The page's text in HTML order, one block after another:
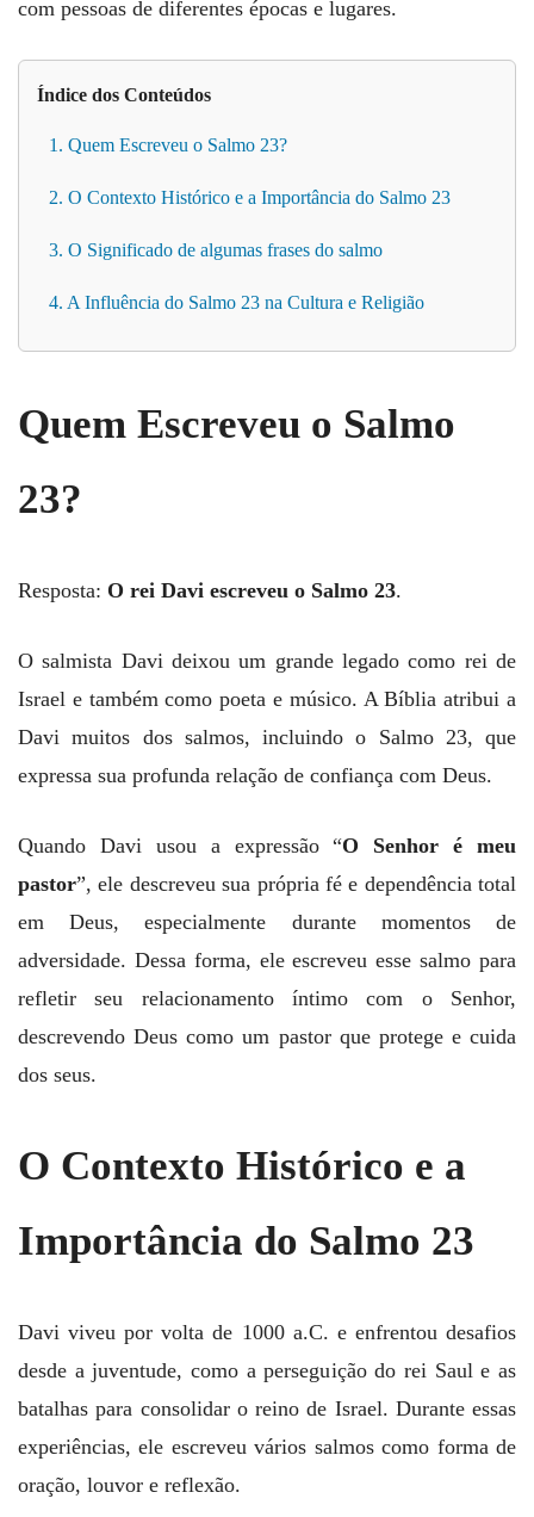
com pessoas de diferentes épocas e lugares.
Índice dos Conteúdos
1. Quem Escreveu o Salmo 23?
2. O Contexto Histórico e a Importância do Salmo 23
3. O Significado de algumas frases do salmo
4. A Influência do Salmo 23 na Cultura e Religião
Quem Escreveu o Salmo
23?
Resposta: O rei Davi escreveu o Salmo 23.
O salmista Davi deixou um grande legado como rei de
Israel e também como poeta e músico. A Bíblia atribui a
Davi muitos dos salmos, incluindo o Salmo 23, que
expressa sua profunda relação de confiança com Deus.
Quando Davi usou a expressão “O Senhor é meu
pastor”, ele descreveu sua própria fé e dependência total
em Deus, especialmente durante momentos de
adversidade. Dessa forma, ele escreveu esse salmo para
refletir seu relacionamento íntimo com o Senhor,
descrevendo Deus como um pastor que protege e cuida
dos seus.
O Contexto Histórico e a
Importância do Salmo 23
Davi viveu por volta de 1000 a.C. e enfrentou desafios
desde a juventude, como a perseguição do rei Saul e as
batalhas para consolidar o reino de Israel. Durante essas
experiências, ele escreveu vários salmos como forma de
oração, louvor e reflexão.